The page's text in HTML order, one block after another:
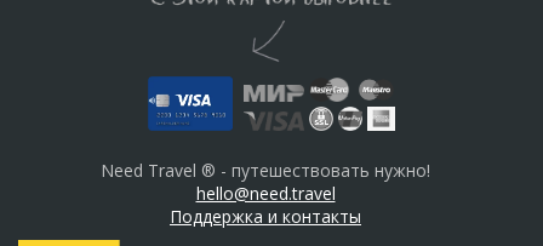
Need Travel ® - путешествовать нужно!
hello@need.travel
Поддержка и контакты